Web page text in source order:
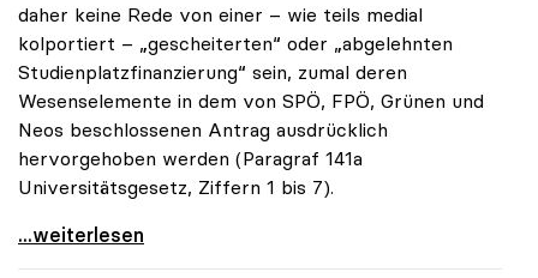
daher keine Rede von einer – wie teils medial
kolportiert – „gescheiterten“ oder „abgelehnten
Studienplatzfinanzierung“ sein, zumal deren
Wesenselemente in dem von SPÖ, FPÖ, Grünen und
Neos beschlossenen Antrag ausdrücklich
hervorgehoben werden (Paragraf 141a
Universitätsgesetz, Ziffern 1 bis 7).
Vitouch stellt klar: „Studienplatzfinanzierung ist
...weiterlesen